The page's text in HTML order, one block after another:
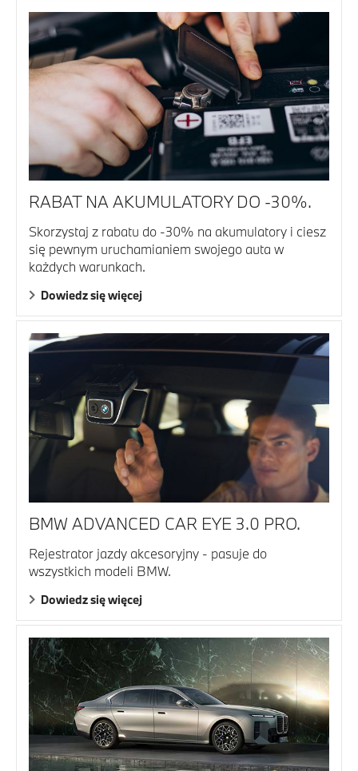
RABAT NA AKUMULATORY DO -30%.
Skorzystaj z rabatu do -30% na akumulatory i ciesz
się pewnym uruchamianiem swojego auta w
każdych warunkach.
Dowiedz się więcej
BMW ADVANCED CAR EYE 3.0 PRO.
Rejestrator jazdy akcesoryjny - pasuje do
wszystkich modeli BMW.
Dowiedz się więcej